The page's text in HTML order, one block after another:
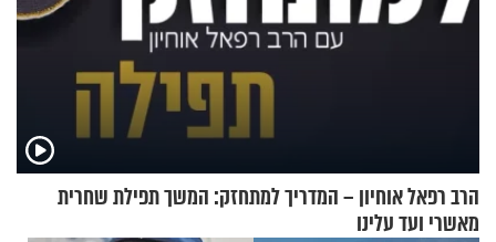
הרב רפאל אוחיון – המדריך למתחזק: המשך תפילת שחרית
מאשרי ועד עלינו